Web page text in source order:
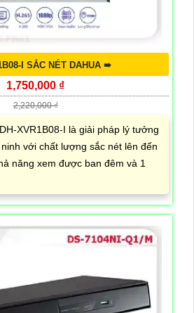
I SẮC NÉT DAHUA ➠
1,750,000 ₫
2,220,000 ₫
XVR1B08-I là giải pháp lý tưởng
với chất lượng sắc nét lên đến
năng xem được ban đêm và 1